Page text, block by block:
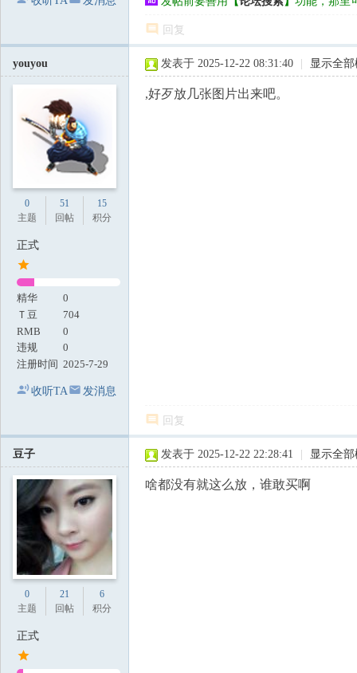
回复
youyou
0
主题
51
回帖
15
积分
正式
精华
0
Ｔ豆
704
RMB
0
违规
0
注册时间 2025-7-29
收听TA 发消息
发表于 2025-12-22 08:31:40 显示全
,好歹放几张图片出来吧。
回复
豆子
0
主题
21
回帖
6
积分
正式
发表于 2025-12-22 22:28:41 显示全
啥都没有就这么放，谁敢买啊